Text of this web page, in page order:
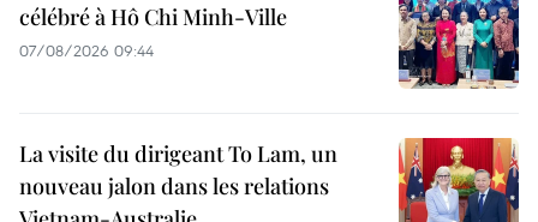
célébré à Hô Chi Minh-Ville
07/08/2026 09:44
La visite du dirigeant To Lam, un
nouveau jalon dans les relations